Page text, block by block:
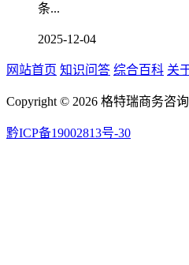
条...
2025-12-04
网站首页 知识问答 综合百科 关
Copyright © 2026 格特瑞商务咨
黔ICP备19002813号-30